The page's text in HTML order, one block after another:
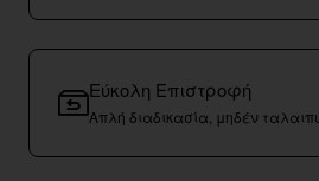
Εύκολη Επιστροφή
Απλή διαδικασία, μηδέν